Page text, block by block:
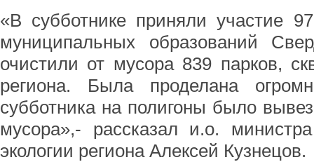
«В субботнике приняли участие
муниципальных образований
очистили от мусора 839 парков,
региона. Была проделана
субботника на полигоны было
мусора»,- рассказал и.о.
экологии региона Алексей Кузнецов.